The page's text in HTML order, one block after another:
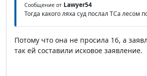
Сообщение от Lawyer54
Тогда какого ляха суд послал ТСа лесом
Потому что она не просила 16, а
так ей составили исковое заявление.